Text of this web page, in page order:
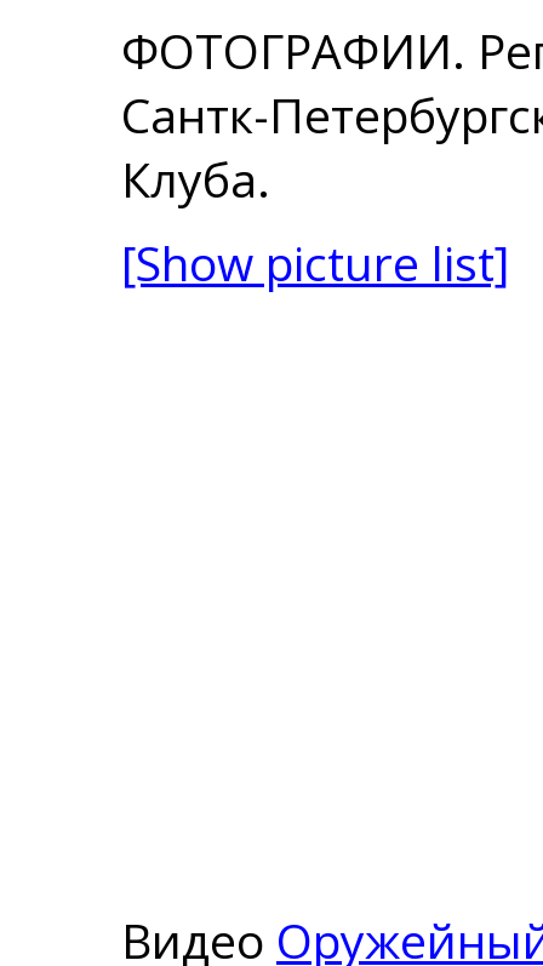
ФОТОГРАФИИ.
Сантк-
Клуба.
[Show picture list]
Видео